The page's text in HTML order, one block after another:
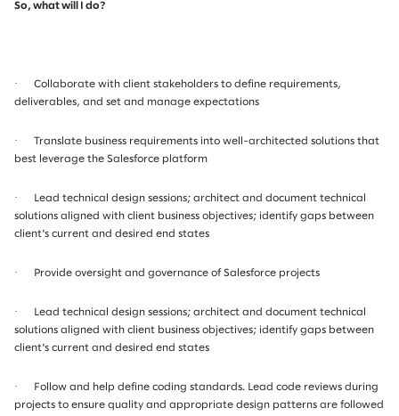
So, what will I do?
· Collaborate with client stakeholders to define requirements,
deliverables, and set and manage expectations
· Translate business requirements into well-architected solutions that
best leverage the Salesforce platform
· Lead technical design sessions; architect and document technical
solutions aligned with client business objectives; identify gaps between
client's current and desired end states
· Provide oversight and governance of Salesforce projects
· Lead technical design sessions; architect and document technical
solutions aligned with client business objectives; identify gaps between
client's current and desired end states
· Follow and help define coding standards. Lead code reviews during
projects to ensure quality and appropriate design patterns are followed